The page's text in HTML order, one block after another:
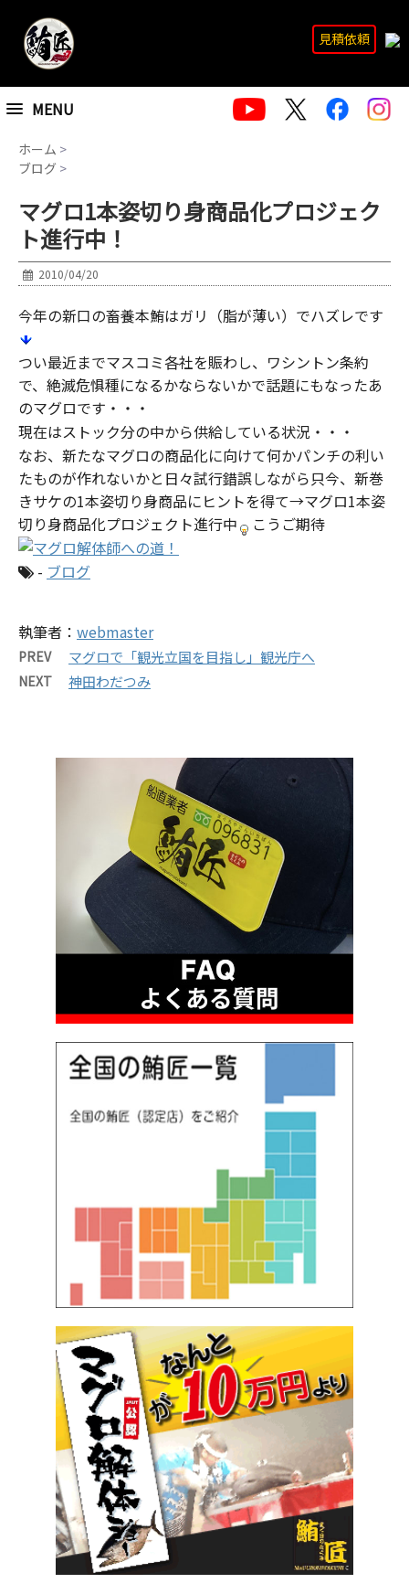
MENU
見積依頼
ホーム >
ブログ >
マグロ1本姿切り身商品化プロジェク
ト進行中！
2010/04/20
今年の新口の畜養本鮪はガリ（脂が薄い）でハズレです
つい最近までマスコミ各社を賑わし、ワシントン条約
で、絶滅危惧種になるかならないかで話題にもなったあ
のマグロです・・・
現在はストック分の中から供給している状況・・・
なお、新たなマグロの商品化に向けて何かパンチの利い
たものが作れないかと日々試行錯誤しながら只今、新巻
きサケの1本姿切り身商品にヒントを得て→マグロ1本姿
切り身商品化プロジェクト進行中
こうご期待
- ブログ
執筆者： webmaster
PREV マグロで「観光立国を目指し」観光庁へ
NEXT 神田わだつみ